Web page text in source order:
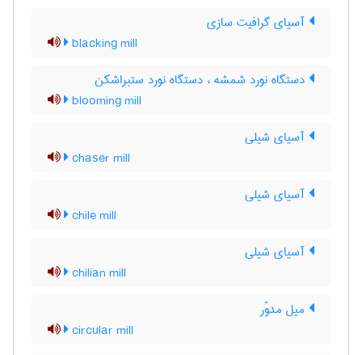
آسیای گرافیت سازی
blacking mill
دستگاه نورد شمشه ، دستگاه نورد ستبراشکن
blooming mill
آسیای شیلی
chaser mill
آسیای شیلی
chile mill
آسیای شیلی
chilian mill
میل مدوّر
circular mill